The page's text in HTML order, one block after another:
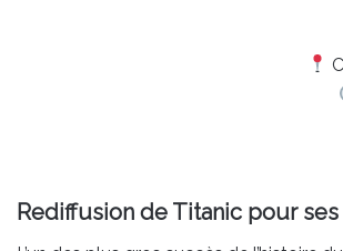
Rediffusion de Titanic pour ses